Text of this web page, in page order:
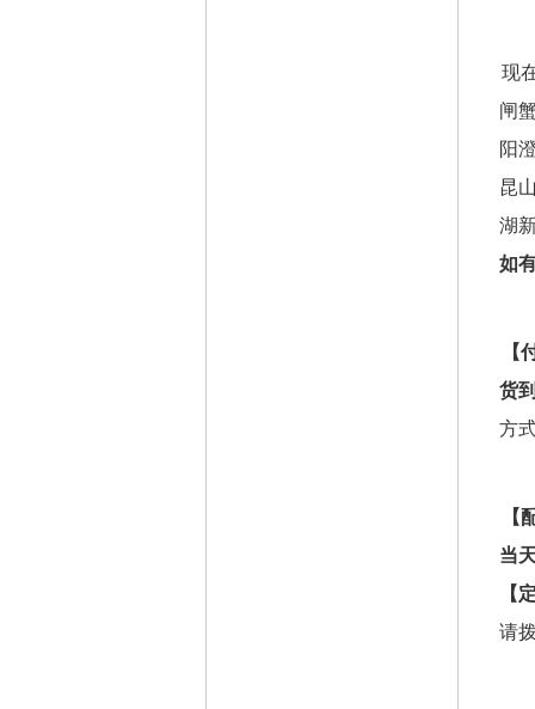
现
闸
阳
昆
湖
如
【
货
方
【
当
【
请